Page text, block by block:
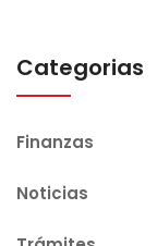
Categorias
Finanzas
Noticias